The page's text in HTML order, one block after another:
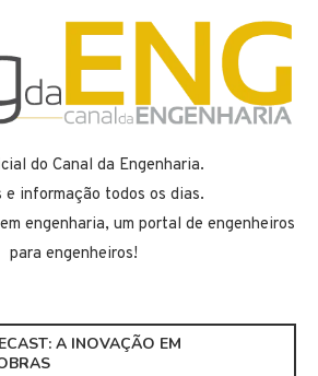
do Canal da Engenharia.
e informação todos os dias.
engenharia, um portal de engenheiros
para engenheiros!
A INOVAÇÃO EM